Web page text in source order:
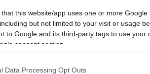
that this website/app uses one or more
but not limited to your visit or usage
to Google and its third-party tags to use your
consent section.
Data Processing Opt Outs
bíróság közel 780 millió euró (294
és 2021 között a szállásportál
adót a bérbeadásból
el egy olasz bíróság az